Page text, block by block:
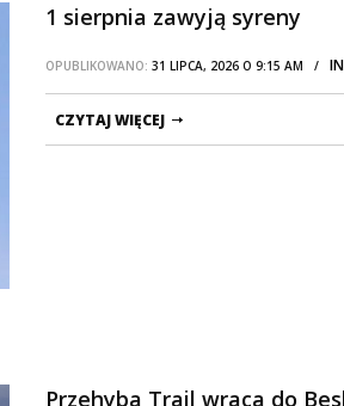
1 sierpnia zawyją syreny
OPUBLIKOWANO: 31 LIPCA, 2026 O 9:15 AM /
CZYTAJ WIĘCEJ
Przehyba Trail wraca do